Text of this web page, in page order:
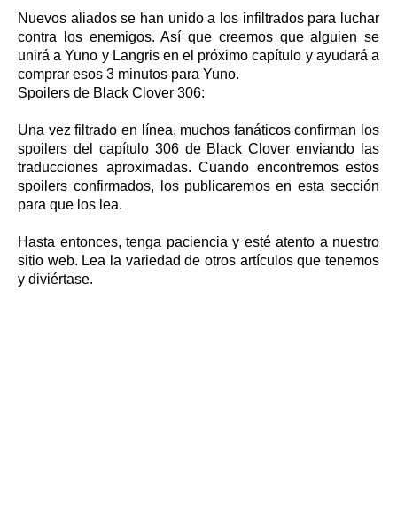
Nuevos aliados se han unido a los infiltrados para luchar
contra los enemigos. Así que creemos que alguien se
unirá a Yuno y Langris en el próximo capítulo y ayudará a
comprar esos 3 minutos para Yuno.
Spoilers de Black Clover 306:
Una vez filtrado en línea, muchos fanáticos confirman los
spoilers del capítulo 306 de Black Clover enviando las
traducciones aproximadas. Cuando encontremos estos
spoilers confirmados, los publicaremos en esta sección
para que los lea.
Hasta entonces, tenga paciencia y esté atento a nuestro
sitio web. Lea la variedad de otros artículos que tenemos
y diviértase.